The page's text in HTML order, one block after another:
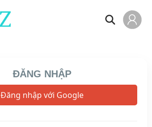
ĐĂNG NHẬP
Đăng nhập với Google